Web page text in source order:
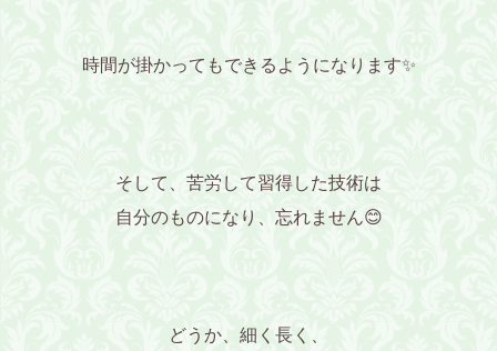
時間が掛かってもできるようになります✨
そして、苦労して習得した技術は
自分のものになり、忘れません😊
どうか、細く長く、